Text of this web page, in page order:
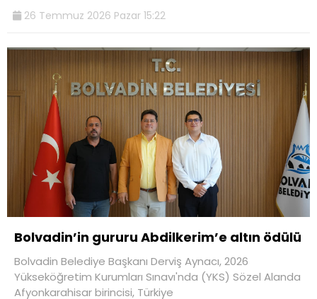
26 Temmuz 2026 Pazar 15:22
Bolvadin’in gururu Abdilkerim’e altın ödülü
Bolvadin Belediye Başkanı Derviş Aynacı, 2026
Yükseköğretim Kurumları Sınavı'nda (YKS) Sözel Alanda
Afyonkarahisar birincisi, Türkiye